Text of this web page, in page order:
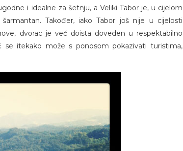
i idealne za šetnju, a Veliki Tabor je, u cijelom
Također, iako Tabor još nije u cijelosti
dvorac je već doista doveden u respektabilno
itekako može s ponosom pokazivati turistima,